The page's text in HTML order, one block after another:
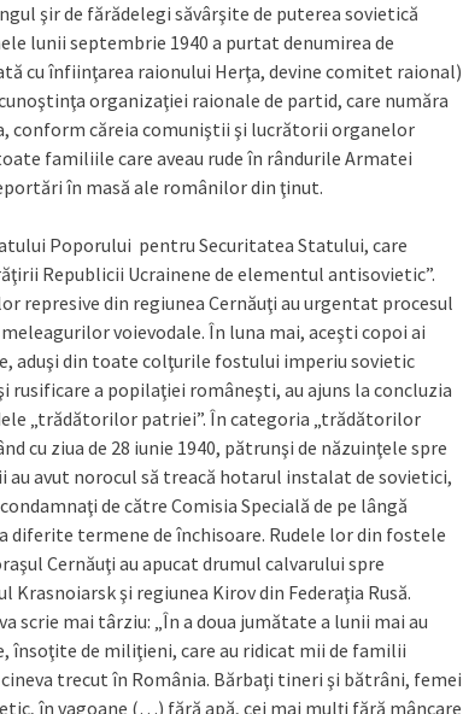
şir de fărădelegi săvârşite de puterea sovietică
lunii septembrie 1940 a purtat denumirea de
cu înfiinţarea raionului Herţa, devine comitet raional)
organizaţiei raionale de partid, care număra
conform căreia comuniştii şi lucrătorii organelor
familiile care aveau rude în rândurile Armatei
în masă ale românilor din ţinut.
Poporului pentru Securitatea Statului, care
Republicii Ucrainene de elementul antisovietic”.
represive din regiunea Cernăuţi au urgentat procesul
voievodale. În luna mai, aceşti copoi ai
aduşi din toate colţurile fostului imperiu sovietic
a popilaţiei româneşti, au ajuns la concluzia
„trădătorilor patriei”. În categoria „trădătorilor
cu ziua de 28 iunie 1940, pătrunşi de năzuinţele spre
avut norocul să treacă hotarul instalat de sovietici,
de către Comisia Specială de pe lângă
diferite termene de închisoare. Rudele lor din fostele
Cernăuţi au apucat drumul calvarului spre
şi regiunea Kirov din Federaţia Rusă.
scrie mai târziu: „În a doua jumătate a lunii mai au
însoţite de miliţieni, care au ridicat mii de familii
trecut în România. Bărbaţi tineri şi bătrâni, femei
în vagoane (…) fără apă, cei mai mulţi fără mâncare